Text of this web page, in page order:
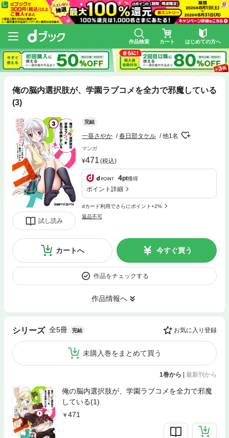
作品検索 カート はじめての方へ
俺の脳内選択肢が、学園ラブコメを全力で邪魔している
(3)
試し読み
完結
一葵さやか 春日部タケル 他1名
マンガ
471 (税込)
4pt獲得
ポイント詳細
dカード利用でさらにポイント+2%
返品不可
カートへ 今すぐ買う
作品をチェックする
作品情報へ
シリーズ 全5冊 完結 お気に入り登録
未購入巻をまとめて買う
1巻から | 最新刊から
俺の脳内選択肢が、学園ラブコメを全力で邪魔
している(1)
471